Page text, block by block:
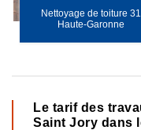
Nettoyage de toiture 31
Haute-Garonne
Le tarif des
Saint Jory dans